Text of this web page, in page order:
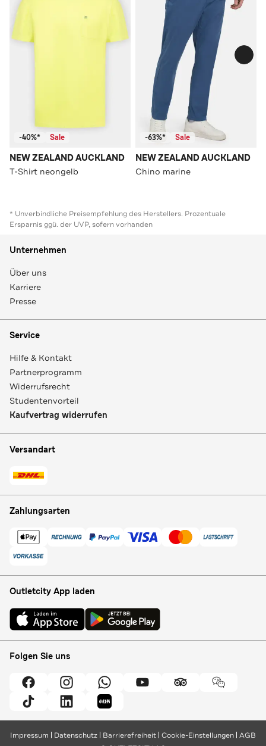
-40%* Sale
NEW ZEALAND AUCKLAND
T-Shirt neongelb
-63%* Sale
NEW ZEALAND AUCKLAND
Chino marine
* Unverbindliche Preisempfehlung des Herstellers. Prozentuale
Ersparnis ggü. der UVP, sofern vorhanden
Unternehmen
Über uns
Karriere
Presse
Service
Hilfe & Kontakt
Partnerprogramm
Widerrufsrecht
Studentenvorteil
Kaufvertrag widerrufen
Versandart
Zahlungsarten
Outletcity App laden
Folgen Sie uns
Impressum Datenschutz Barrierefreiheit Cookie-Einstellungen AGB